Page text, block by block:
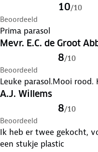
10/10
Beoordeeld
Prima parasol
Mevr. E.C. de Groot
8/10
Beoordeeld
Leuke parasol.Mooi
A.J. Willems
8/10
Beoordeeld
Ik heb er twee gekocht,
een stukje plastic